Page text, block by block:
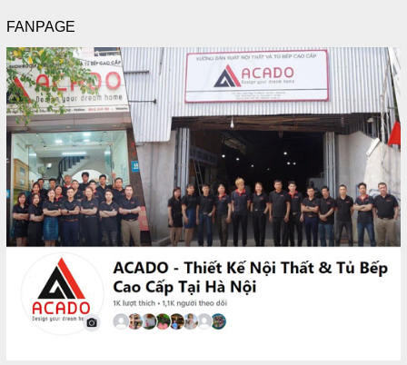
Với không gian bếp rộng và hiện đại đây là một mẫu
đẹp
Ưu điểm khi làm tủ bếp Laminate
Tủ có độ bền cao lên đến 12-20 năm chịu
lực chịu nhiệt tốt.
Tủ bếp Laminate hạn chế tối đa tình trạng
cong vênh dưới điều kiện tự nhiên.
Nhiều màu sắc để lựa chọn từ hiện đại
cho đến cổ điển. Hiện nay còn có thêm
FANPAGE